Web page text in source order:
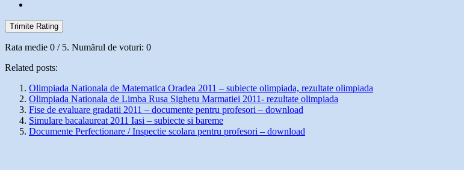
Trimite Rating
Rata medie 0 / 5. Numărul de voturi: 0
Related posts:
Olimpiada Nationala de Matematica Oradea 2011 – subiecte olimpiada, rezultate olimpiada
Olimpiada Nationala de Limba Rusa Sighetu Marmatiei 2011- rezultate olimpiada
Fise de evaluare gradatii 2011 – documente pentru profesori – download
Simulare bacalaureat 2011 Iasi – subiecte si bareme
Documente Perfectionare / Inspectie scolara pentru profesori – download